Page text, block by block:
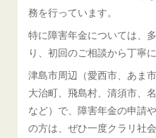
務を行っています。
特に障害年金については、
り、初回のご相談から丁寧
津島市周辺（愛西市、あま
大治町、飛島村、清須市、
など）で、障害年金の申請
の方は、ぜひ一度クラリ社